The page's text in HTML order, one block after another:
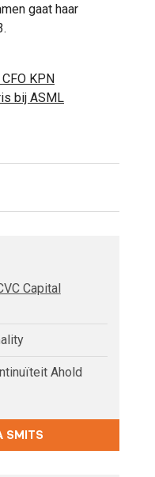
gaat haar
KPN
bij ASML
Capital
Ahold
SMITS